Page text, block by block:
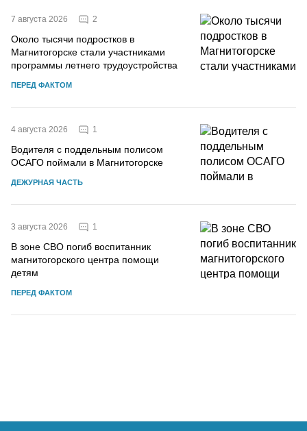
7 августа 2026 2
Около тысячи подростков в
Магнитогорске стали участниками
программы летнего трудоустройства
ПЕРЕД ФАКТОМ
4 августа 2026 1
Водителя с поддельным полисом
ОСАГО поймали в Магнитогорске
ДЕЖУРНАЯ ЧАСТЬ
3 августа 2026 1
В зоне СВО погиб воспитанник
магнитогорского центра помощи
детям
ПЕРЕД ФАКТОМ